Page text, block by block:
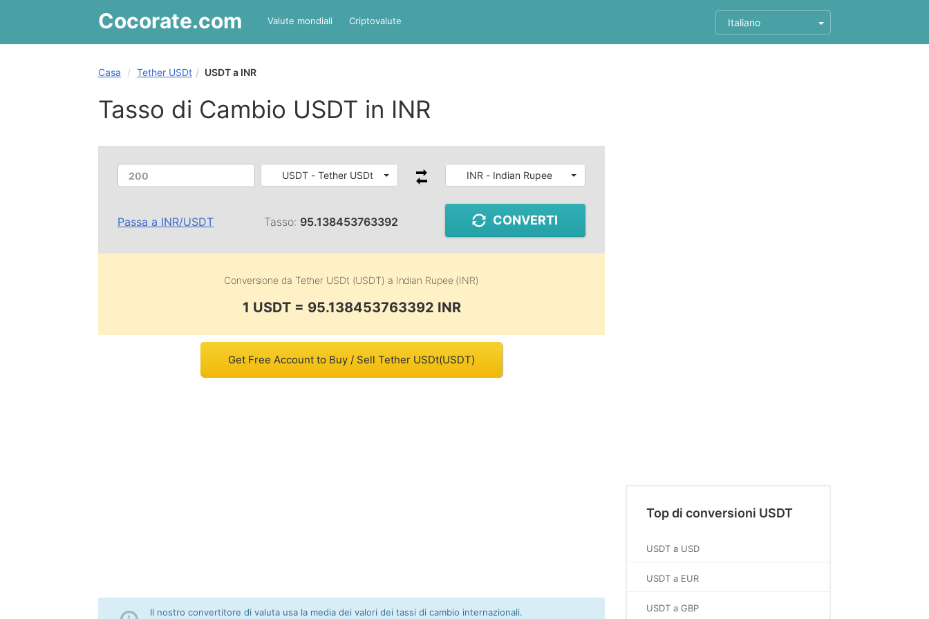
Cocorate.com Valute mondiali Criptovalute Italiano
Casa Tether USDt USDT a INR
Tasso di Cambio USDT in INR
USDT - Tether USDt INR - Indian Rupee
Passa a INR/USDT Tasso: 95.138453763392 CONVERTI
Conversione da Tether USDt (USDT) a Indian Rupee (INR)
1 USDT = 95.138453763392 INR
Get Free Account to Buy / Sell Tether USDt(USDT)
Il nostro convertitore di valuta usa la media dei valori dei tassi di cambio internazionali.
Top di conversioni USDT
USDT a USD
USDT a EUR
USDT a GBP